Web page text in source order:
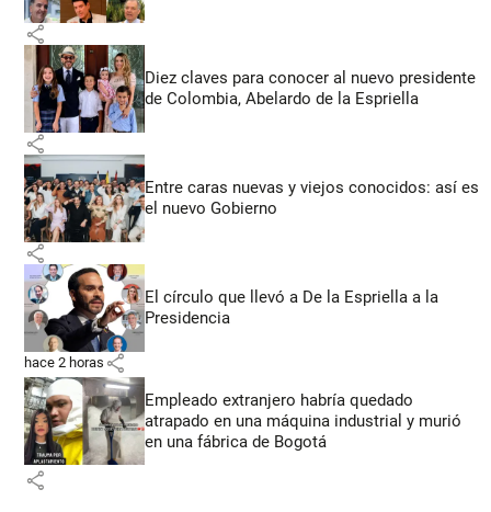
share
Diez claves para conocer al nuevo presidente
de Colombia, Abelardo de la Espriella
share
Entre caras nuevas y viejos conocidos: así es
el nuevo Gobierno
share
El círculo que llevó a De la Espriella a la
Presidencia
hace 2 horas share
Empleado extranjero habría quedado
atrapado en una máquina industrial y murió
en una fábrica de Bogotá
share